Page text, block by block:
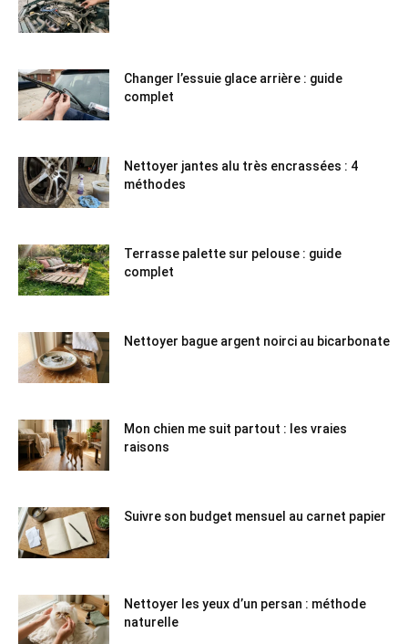
Changer l’essuie glace arrière : guide
complet
Nettoyer jantes alu très encrassées : 4
méthodes
Terrasse palette sur pelouse : guide
complet
Nettoyer bague argent noirci au bicarbonate
Mon chien me suit partout : les vraies
raisons
Suivre son budget mensuel au carnet papier
Nettoyer les yeux d’un persan : méthode
naturelle